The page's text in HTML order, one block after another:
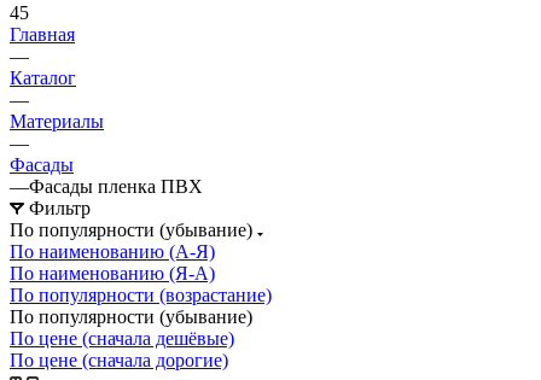
45
Главная
—
Каталог
—
Материалы
—
Фасады
—Фасады пленка ПВХ
Фильтр
По популярности (убывание)
По наименованию (А-Я)
По наименованию (Я-А)
По популярности (возрастание)
По популярности (убывание)
По цене (сначала дешёвые)
По цене (сначала дорогие)